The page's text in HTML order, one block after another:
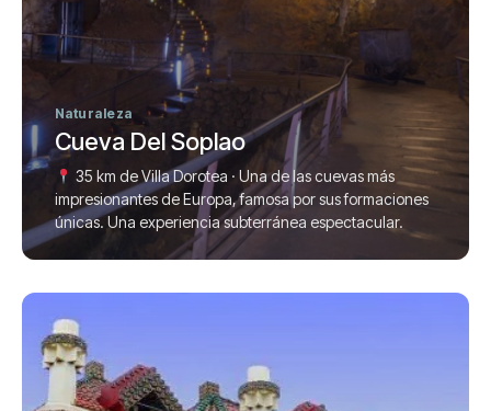
Naturaleza
Cueva Del Soplao
35 km de Villa Dorotea · Una de las cuevas más
impresionantes de Europa, famosa por sus formaciones
únicas. Una experiencia subterránea espectacular.